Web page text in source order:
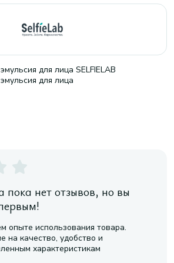
для лица SELFIELAB
для лица
пока нет отзывов, но вы
опыте использования товара.
на качество, удобство и
характеристикам